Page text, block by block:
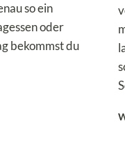
so ein
oder
bekommst du